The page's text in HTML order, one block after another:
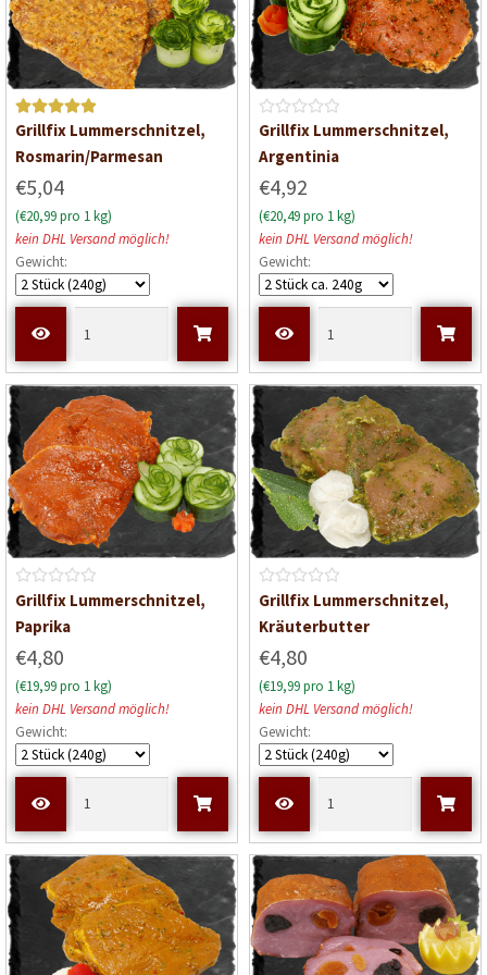
Bewerte
t mit
5
Grillfix Lummerschnitzel,
Rosmarin/Parmesan
€5,04
(€20,99 pro 1 kg)
kein DHL Versand möglich!
Gewicht:
B
e
e
r
t
e
t
m
0
v
o
n
5
Grillfix Lummerschnitzel,
Argentinia
€4,92
(€20,49 pro 1 kg)
kein DHL Versand möglich!
Gewicht:
B
e
e
r
t
e
t
m
0
v
o
n
Grillfix Lummerschnitzel,
Paprika
€4,80
(€19,99 pro 1 kg)
kein DHL Versand möglich!
Gewicht:
B
e
e
r
t
e
t
m
0
v
o
n
5
Grillfix Lummerschnitzel,
Kräuterbutter
€4,80
(€19,99 pro 1 kg)
kein DHL Versand möglich!
Gewicht: